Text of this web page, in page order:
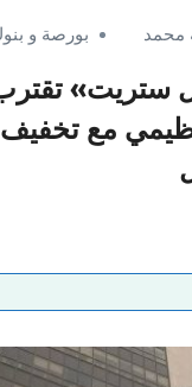
محمد بورصة و
ستريت»
مع تخفيف